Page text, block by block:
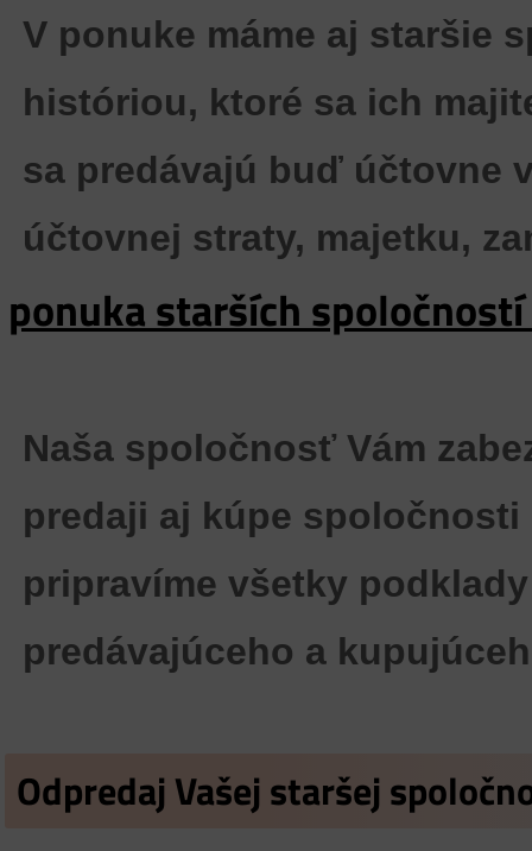
V ponuke máme aj staršie
históriou, ktoré sa ich
sa predávajú buď účtovne
účtovnej straty, majetku,
ponuka starších
Naša spoločnosť Vám
predaji aj kúpe
pripravíme všetky
predávajúceho a
Odpredaj Vašej staršej